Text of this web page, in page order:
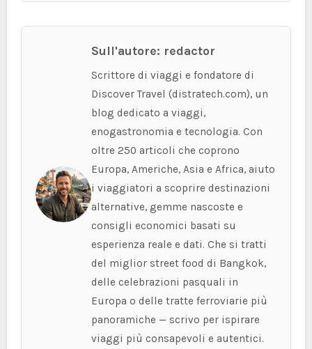
Sull'autore: redactor
Scrittore di viaggi e fondatore di
Discover Travel (distratech.com), un
blog dedicato a viaggi,
enogastronomia e tecnologia. Con
oltre 250 articoli che coprono
Europa, Americhe, Asia e Africa, aiuto
i viaggiatori a scoprire destinazioni
alternative, gemme nascoste e
consigli economici basati su
esperienza reale e dati. Che si tratti
del miglior street food di Bangkok,
delle celebrazioni pasquali in
Europa o delle tratte ferroviarie più
panoramiche — scrivo per ispirare
viaggi più consapevoli e autentici.